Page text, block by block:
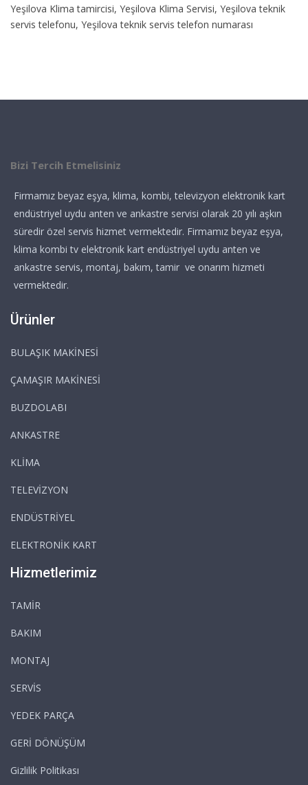
Yeşilova Klima tamircisi, Yeşilova Klima Servisi, Yeşilova teknik
servis telefonu, Yeşilova teknik servis telefon numarası
Bizi Tercih Etmelisiniz
Firmamız beyaz eşya, klima, kombi, televizyon elektronik kart
endüstriyel uydu anten ve ankastre servisi olarak 20 yılı aşkın
süredir özel servis hizmet vermektedir. Firmamız beyaz eşya,
klima kombi tv elektronik kart endüstriyel uydu anten ve
ankastre servis, montaj, bakım, tamir ve onarım hizmeti
vermektedir.
Ürünler
BULAŞIK MAKİNESİ
ÇAMAŞIR MAKİNESİ
BUZDOLABI
ANKASTRE
KLİMA
TELEVİZYON
ENDÜSTRİYEL
ELEKTRONİK KART
Hizmetlerimiz
TAMİR
BAKIM
MONTAJ
SERVİS
YEDEK PARÇA
GERİ DÖNÜŞÜM
Gizlilik Politikası